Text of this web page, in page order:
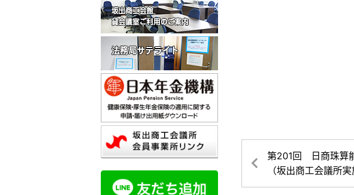
第201回 日商珠算
（坂出商工会議所実